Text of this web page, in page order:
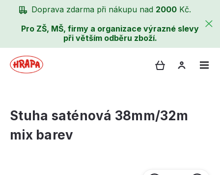
Doprava zdarma při nákupu nad 2000 Kč.
Pro ZŠ, MŠ, firmy a organizace výrazné slevy
při větším odběru zboží.
Stuha saténová 38mm/32m
mix barev